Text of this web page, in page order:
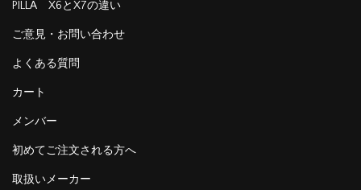
PILLA X6とX7の違い
ご意見・お問い合わせ
よくある質問
カート
メンバー
初めてご注文される方へ
取扱いメーカー